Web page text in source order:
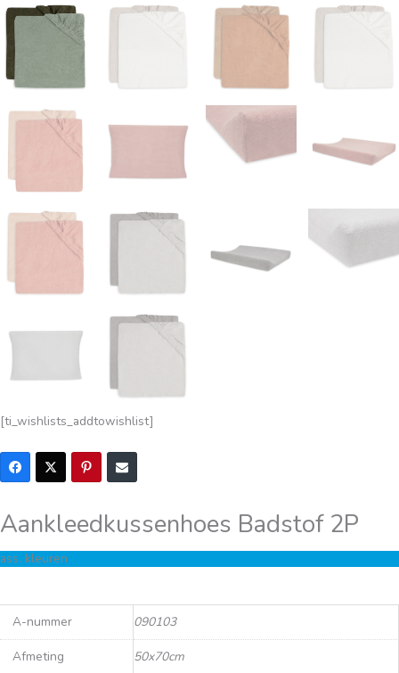
[ti_wishlists_addtowishlist]
Aankleedkussenhoes Badstof 2P
ass. kleuren
A-nummer 090103
Afmeting 50x70cm